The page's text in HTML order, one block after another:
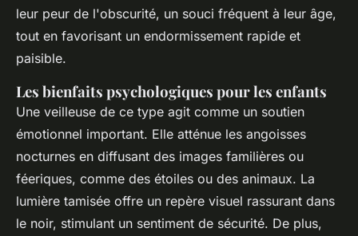
leur peur de l'obscurité, un souci fréquent à leur âge,
tout en favorisant un endormissement rapide et
paisible.
Les bienfaits psychologiques pour les enfants
Une veilleuse de ce type agit comme un soutien
émotionnel important. Elle atténue les angoisses
nocturnes en diffusant des images familières ou
féeriques, comme des étoiles ou des animaux. La
lumière tamisée offre un repère visuel rassurant dans
le noir, stimulant un sentiment de sécurité. De plus,